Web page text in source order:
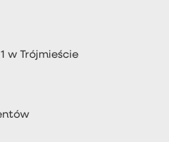
w Trójmieście